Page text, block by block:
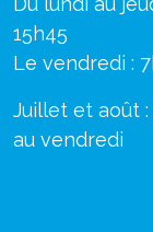
15h45
Le vendredi :
Juillet et août
au vendredi